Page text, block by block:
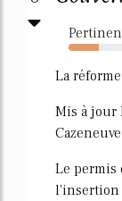
49%
La
Mis à jour
Le permis
l'insertion